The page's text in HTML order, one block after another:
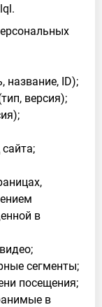
название, ID);
версия);
в
сегменты;
посещения;
в